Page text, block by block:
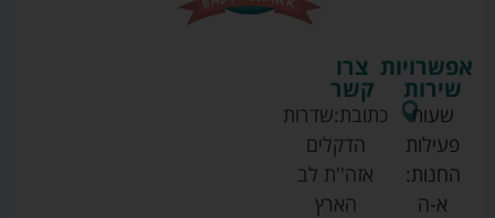
צרו
קשר
כתובת:שדרות
הדקלים
אזה''ת לב
הארץ
אפשרויות
שירות
שעות
פעילות
החנות:
א-ה